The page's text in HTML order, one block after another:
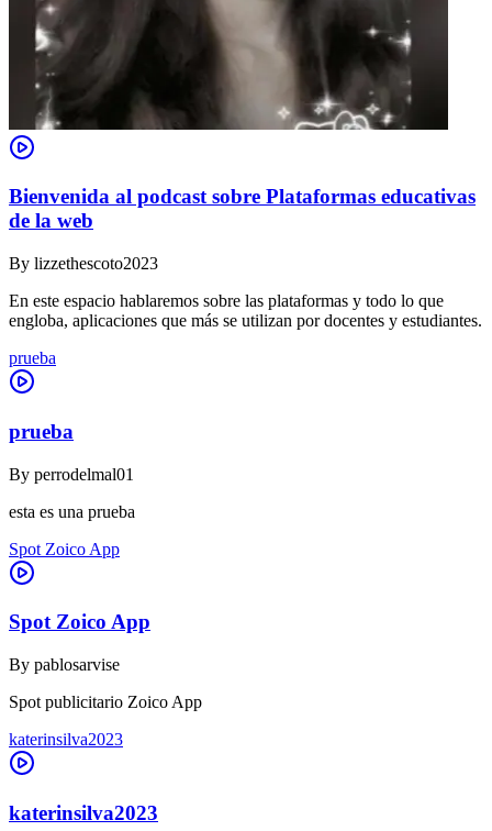
Bienvenida al podcast sobre Plataformas educativas
de la web
By lizzethescoto2023
En este espacio hablaremos sobre las plataformas y todo lo que
engloba, aplicaciones que más se utilizan por docentes y estudiantes.
prueba
prueba
By perrodelmal01
esta es una prueba
Spot Zoico App
Spot Zoico App
By pablosarvise
Spot publicitario Zoico App
katerinsilva2023
katerinsilva2023